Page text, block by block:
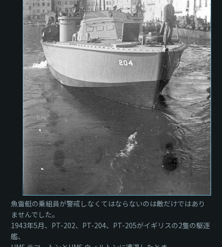
魚雷艇の乗組員が警戒しなくてはならないのは敵だけではあり
ませんでした。
1943年5月、PT-202、PT-204、PT-205がイギリスの2隻の駆逐
艦、